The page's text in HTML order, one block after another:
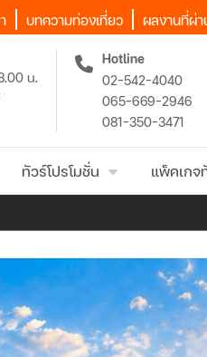
บทความท่องเที่ยว ผลงานที่ผ่า
น.
Hotline
02-542-4040
065-669-2946
081-350-3471
ทัวร์โปรโมชั่น แพ็คเกจ